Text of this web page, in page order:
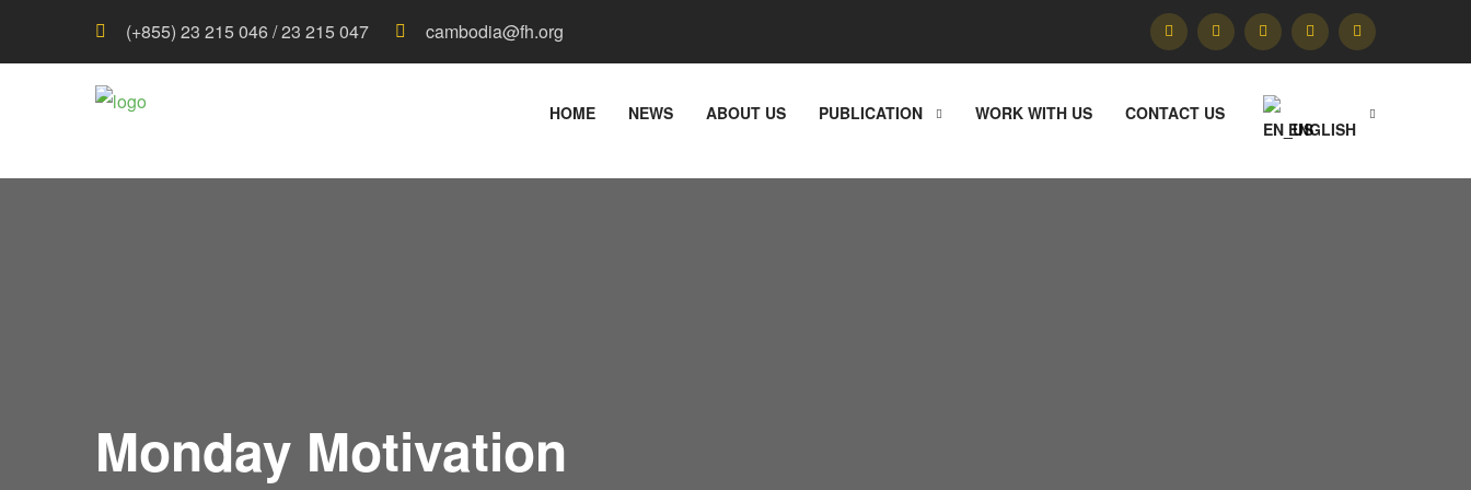
(+855) 23 215 046 / 23 215 047 cambodia@fh.org
HOME NEWS ABOUT US PUBLICATION WORK WITH US CONTACT US
ENGLISH
Monday Motivation